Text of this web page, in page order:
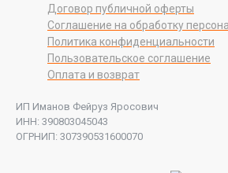
Договор публичной оферты
Соглашение на обработку
Политика конфиденциальности
Пользовательское соглашение
Оплата и возврат
ИП Иманов Фейруз Яросович
ИНН: 390803045043
ОГРНИП: 307390531600070